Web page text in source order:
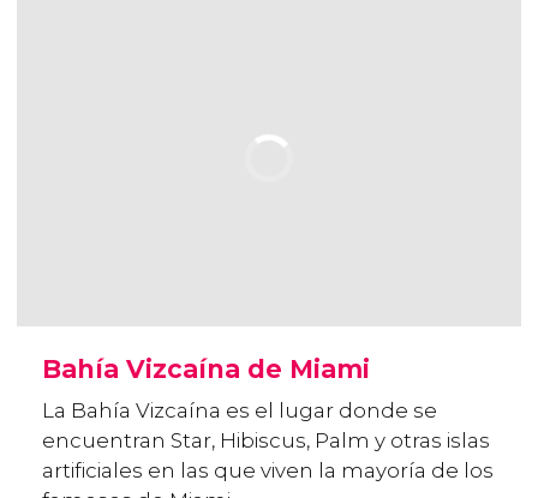
Bahía Vizcaína de Miami
La Bahía Vizcaína es el lugar donde se
encuentran Star, Hibiscus, Palm y otras islas
artificiales en las que viven la mayoría de los